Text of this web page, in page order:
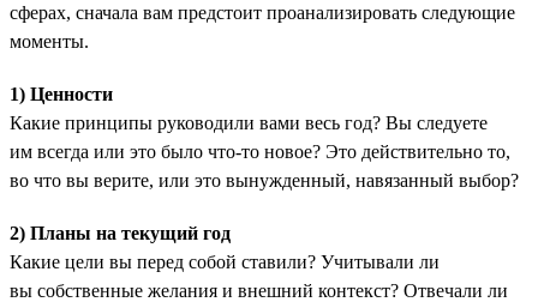
сферах, сначала вам предстоит проанализировать следующие
моменты.
1) Ценности
Какие принципы руководили вами весь год? Вы следуете
им всегда или это было что-то новое? Это действительно то,
во что вы верите, или это вынужденный, навязанный выбор?
2) Планы на текущий год
Какие цели вы перед собой ставили? Учитывали ли
вы собственные желания и внешний контекст? Отвечали ли